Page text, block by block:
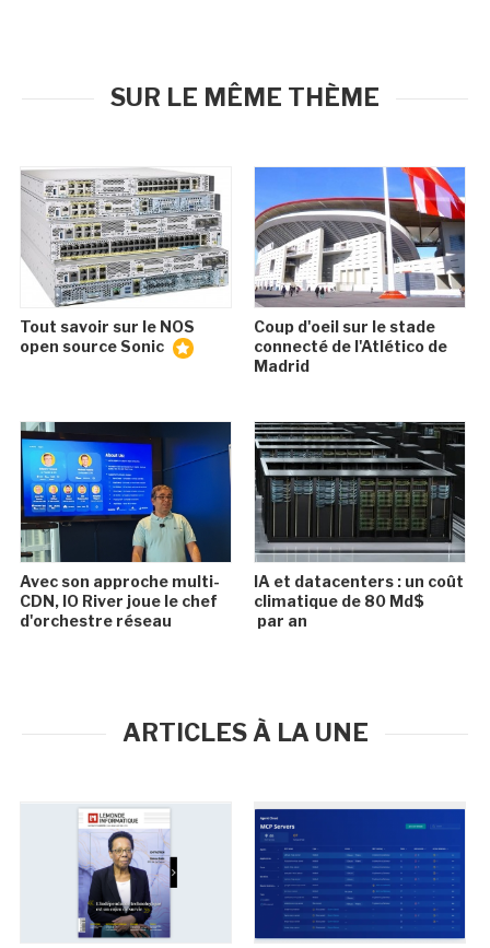
SUR LE MÊME THÈME
Tout savoir sur le NOS
open source Sonic
Coup d'oeil sur le stade
connecté de l'Atlético de
Madrid
Avec son approche multi-
CDN, IO River joue le chef
d'orchestre réseau
IA et datacenters : un coût
climatique de 80 Md$
par an
ARTICLES À LA UNE